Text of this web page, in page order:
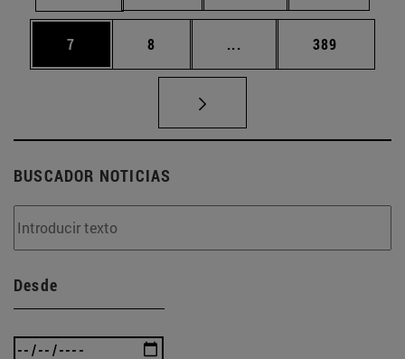
Página
7 Página
8 ... Páginas intermedias
Página
389
BUSCADOR NOTICIAS
Desde